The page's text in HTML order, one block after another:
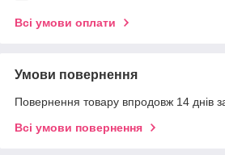
Всі умови оплати
Умови повернення
Повернення товару впродовж 14 днів
Всі умови повернення